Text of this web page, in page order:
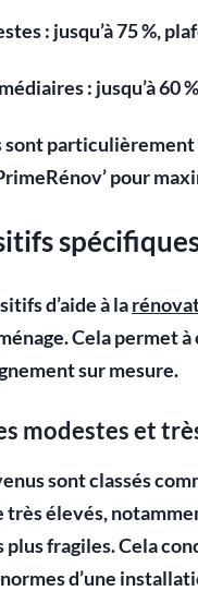
: jusqu’à 75 %,
: jusqu’à 60
sont
pour
d’aide à la
Cela permet
sur mesure.
modestes et
sont classés
très élevés,
plus fragiles. Cela
d’une